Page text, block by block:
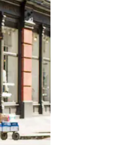
deslizando o dedo na tela.